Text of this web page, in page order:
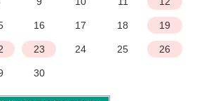
16 17 18 19
23 24 25 26
30